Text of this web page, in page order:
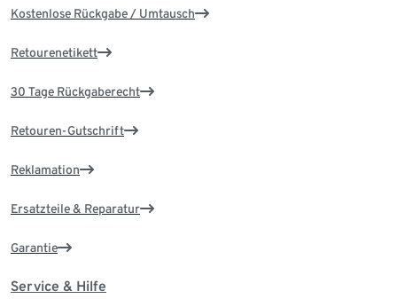
Kostenlose Rückgabe / Umtausch
Retourenetikett
30 Tage Rückgaberecht
Retouren-Gutschrift
Reklamation
Ersatzteile & Reparatur
Garantie
Service & Hilfe